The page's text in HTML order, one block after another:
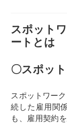
スポット
ートとは
〇スポッ
スポットワー
続した雇用関
も、雇用契約